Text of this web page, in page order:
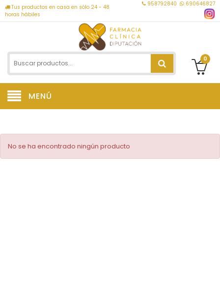
Tus productos en casa en sólo 24 - 48
horas hábiles
958792840 690646827
0
MENÚ
No se ha encontrado ningún producto